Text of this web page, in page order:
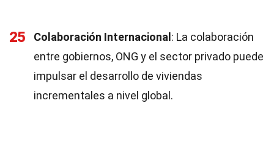
25 Colaboración Internacional : La colaboración
entre gobiernos, ONG y el sector privado puede
impulsar el desarrollo de viviendas
incrementales a nivel global.